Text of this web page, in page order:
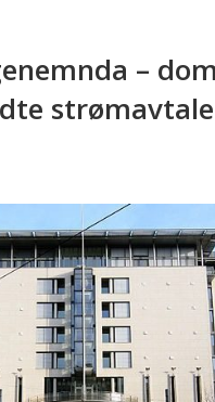
–